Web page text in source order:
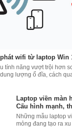
wifi từ laptop Win
tính năng vượt trội hơn
lượng ổ đĩa, cách
Laptop viền màn
Cấu hình mạnh,
gọn
Những mẫu laptop
mỏng đang tạo ra xu